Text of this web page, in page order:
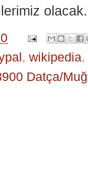
, wikipedia,
Datça/